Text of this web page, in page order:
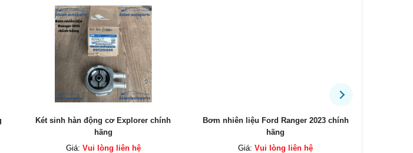
Bơm nhiên liệu Ford Ranger 2023 chính
hãng
Giá:Vui lòng liên hệ
Bộ côn Everest 2.2 chính hãng
Giá:Vui lòng liên hệ